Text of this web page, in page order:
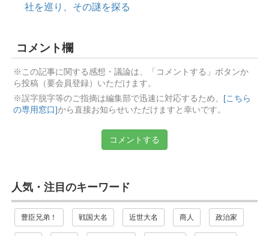
社を巡り、その謎を探る
コメント欄
※この記事に関する感想・議論は、「コメントする」ボタンか
ら投稿（要会員登録）いただけます。
※誤字脱字等のご指摘は編集部で迅速に対応するため、
[こちら
の専用窓口]から直接お知らせいただけますと幸いです。
コメントする
人気・注目のキーワード
豊臣兄弟！ 戦国大名 近世大名 商人 政治家